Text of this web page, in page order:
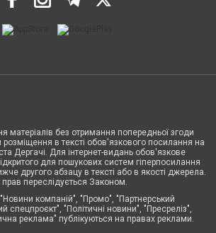
матеріалів без отримання попередньої згоди
в тексті обов'язкового посилання на
Дергачі. Для інтернет-видань обов'язкове
для пошукових систем гіперпосилання
другого абзацу в тексті або в якості джерела.
переслідується Законом.
компаній", "Промо", "Партнерський
спецпроєкт", "Політичні новини", "Пресреліз",
реклама" публікуються на правах реклами.